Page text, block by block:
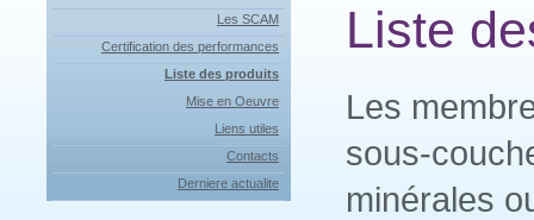
Les SCAM
Certification des performances
Liste des produits
Mise en Oeuvre
Liens utiles
Contacts
Derniere actualite
Liste
Les
sous-
minérales